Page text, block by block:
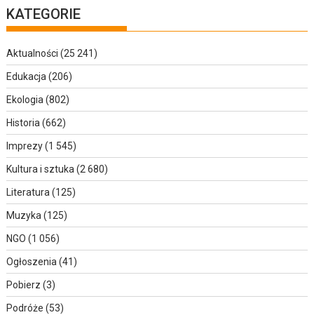
KATEGORIE
Aktualności (25 241)
Edukacja (206)
Ekologia (802)
Historia (662)
Imprezy(1 545)
Kultura i sztuka (2 680)
Literatura (125)
Muzyka (125)
NGO (1 056)
Ogłoszenia (41)
Pobierz (3)
Podróże (53)